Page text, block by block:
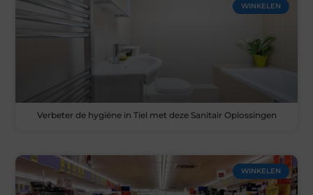
WINKELEN
Verbeter de hygiëne in Tiel met deze Sanitair Oplossingen
WINKELEN